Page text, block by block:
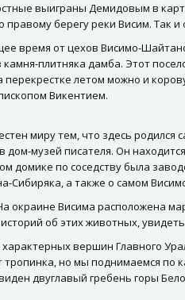
выиграны Демидовым в
берегу реки Висим. Так
время от цехов Висимо-
камня-плитняка дамба. Этот
перекрестке летом можно и
Викентием.
миру тем, что здесь
музей писателя. Он
домике по соседству была
Сибиряка, а также о самом
окраине Висима расположена
об этих животных,
характерных вершин Главного
но мы поднимаемся по
двуглавый гребень горы